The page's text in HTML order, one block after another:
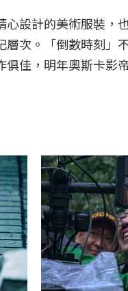
設計的美術服裝，
次。「倒數時刻
佳，明年奧斯卡影